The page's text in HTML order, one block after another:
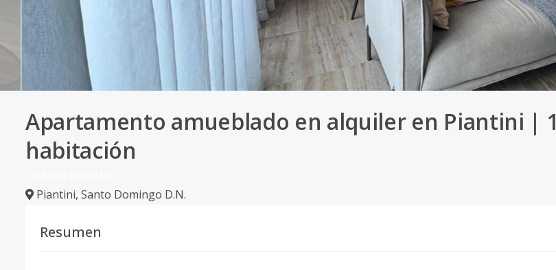
Apartamento amueblado en alquiler en Piantini | 1
habitación
Piantini, Santo Domingo D.N.
Resumen